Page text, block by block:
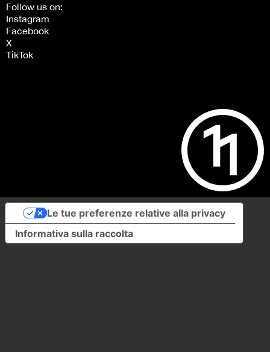
Follow us on:
Instagram
Facebook
X
TikTok
Informativa sulla raccolta
Le tue preferenze relative alla privacy